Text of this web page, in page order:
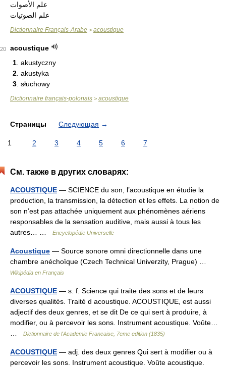
علم الأصوات
علم الصوتيات
Dictionnaire Français-Arabe > acoustique
20
acoustique
1 . akustyczny
2 . akustyka
3 . słuchowy
Dictionnaire français-polonais > acoustique
Страницы Следующая →
1 2 3 4 5 6 7
См. также в других словарях:
ACOUSTIQUE — SCIENCE du son, l’acoustique en étudie la
production, la transmission, la détection et les effets. La notion de
son n’est pas attachée uniquement aux phénomènes aériens
responsables de la sensation auditive, mais aussi à tous les
autres… …
Encyclopédie Universelle
Acoustique — Source sonore omni directionnelle dans une
chambre anéchoïque (Czech Technical Univerzity, Prague) …
Wikipédia en Français
ACOUSTIQUE — s. f. Science qui traite des sons et de leurs
diverses qualités. Traité d acoustique. ACOUSTIQUE, est aussi
adjectif des deux genres, et se dit De ce qui sert à produire, à
modifier, ou à percevoir les sons. Instrument acoustique. Voûte…
Dictionnaire de l'Academie Francaise, 7eme edition (1835)
ACOUSTIQUE — adj. des deux genres Qui sert à modifier ou à
percevoir les sons. Instrument acoustique. Voûte acoustique.